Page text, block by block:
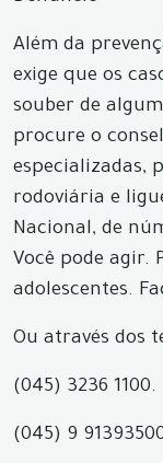
Além da
exige que os
souber de
procure o
especializadas,
rodoviária e
Nacional, de
Você pode agir.
adolescentes.
Ou através dos
(045) 3236 1100.
(045) 9